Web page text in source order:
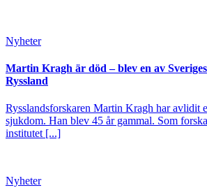
Nyheter
Martin Kragh är död – blev en av
Ryssland
Rysslandsforskaren Martin Kragh har avlidit
sjukdom. Han blev 45 år gammal. Som
institutet [...]
Nyheter